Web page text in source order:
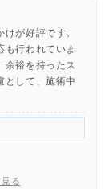
が好評です。
行われていま
余裕を持ったス
として、施術中
る